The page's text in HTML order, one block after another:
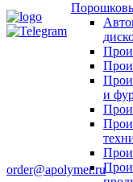
и
order@apolymer.ru